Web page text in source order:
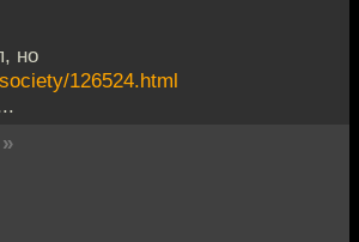
но
126524.html
»